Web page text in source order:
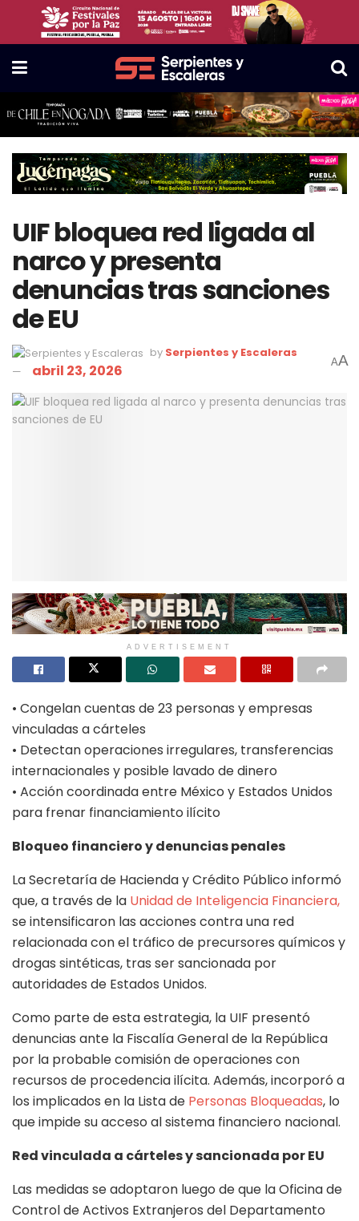
UIF bloquea red ligada al
narco y presenta
denuncias tras sanciones
de EU
by Serpientes y Escaleras
abril 23, 2026 AA
ADVERTISEMENT
• Congelan cuentas de 23 personas y empresas
vinculadas a cárteles
• Detectan operaciones irregulares, transferencias
internacionales y posible lavado de dinero
• Acción coordinada entre México y Estados Unidos
para frenar financiamiento ilícito
Bloqueo financiero y denuncias penales
La Secretaría de Hacienda y Crédito Público informó
que, a través de la Unidad de Inteligencia Financiera,
se intensificaron las acciones contra una red
relacionada con el tráfico de precursores químicos y
drogas sintéticas, tras ser sancionada por
autoridades de Estados Unidos.
Como parte de esta estrategia, la UIF presentó
denuncias ante la Fiscalía General de la República
por la probable comisión de operaciones con
recursos de procedencia ilícita. Además, incorporó a
los implicados en la Lista de Personas Bloqueadas, lo
que impide su acceso al sistema financiero nacional.
Red vinculada a cárteles y sancionada por EU
Las medidas se adoptaron luego de que la Oficina de
Control de Activos Extranjeros del Departamento